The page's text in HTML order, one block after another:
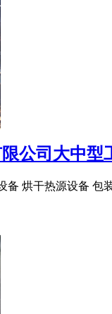
公司大中型
烘干热源设备